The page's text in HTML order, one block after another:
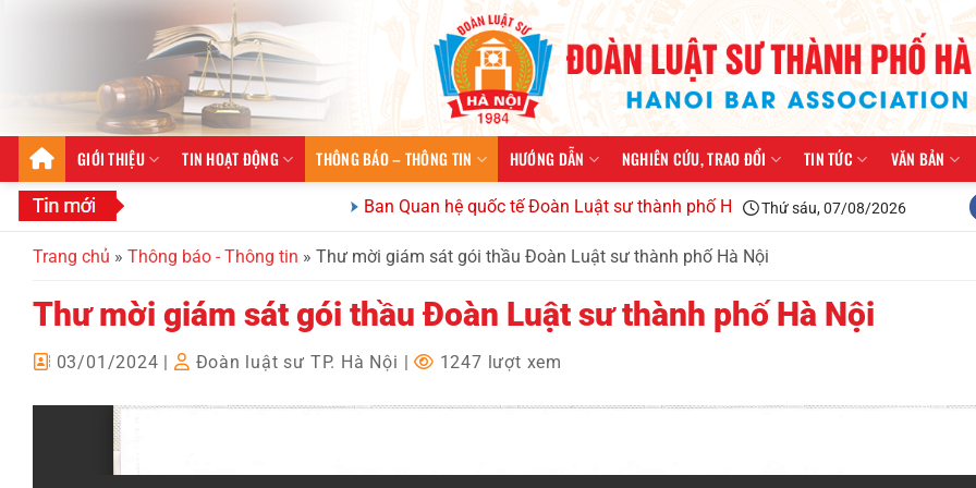
GIỚI THIỆU TIN HOẠT ĐỘNG THÔNG BÁO – THÔNG TIN HƯỚNG DẪN NGHIÊN CỨU, TRAO ĐỔI TIN TỨC VĂN BẢN
Ban Quan hệ quốc tế Đoàn Luật sư thành phố Hà Nội kiện toàn tổ chức, triển khai công
Thứ sáu, 07/08/2026
Trang chủ » Thông báo - Thông tin » Thư mời giám sát gói thầu Đoàn Luật sư thành phố Hà Nội
Thư mời giám sát gói thầu Đoàn Luật sư thành phố Hà Nội
03/01/2024 Đoàn luật sư TP. Hà Nội | 1247 lượt xem